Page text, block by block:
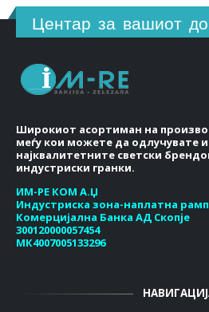
Центар за вашиот
Широкиот асортиман на
меѓу кои можете да одлучувате
најквалитетните светски
индустриски гранки.
ИМ-РЕ КОМ А.Џ
Индустриска зона-наплатна
Комерцијална Банка АД Скопје
300120000057454
МК4007005133296